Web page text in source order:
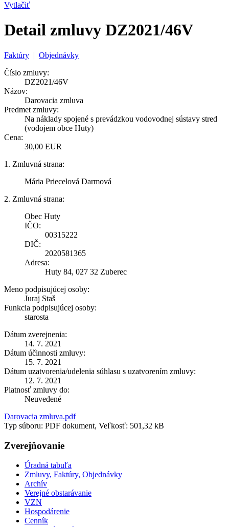
Vytlačiť
Detail zmluvy DZ2021/46V
Faktúry | Objednávky
Číslo zmluvy:
DZ2021/46V
Názov:
Darovacia zmluva
Predmet zmluvy:
Na náklady spojené s prevádzkou vodovodnej sústavy stred
(vodojem obce Huty)
Cena:
30,00 EUR
1. Zmluvná strana:
Mária Priecelová Darmová
2. Zmluvná strana:
Obec Huty
IČO:
00315222
DIČ:
2020581365
Adresa:
Huty 84, 027 32 Zuberec
Meno podpisujúcej osoby:
Juraj Staš
Funkcia podpisujúcej osoby:
starosta
Dátum zverejnenia:
14. 7. 2021
Dátum účinnosti zmluvy:
15. 7. 2021
Dátum uzatvorenia/udelenia súhlasu s uzatvorením zmluvy:
12. 7. 2021
Platnosť zmluvy do:
Neuvedené
Darovacia zmluva.pdf
Typ súboru: PDF dokument, Veľkosť: 501,32 kB
Zverejňovanie
Úradná tabuľa
Zmluvy, Faktúry, Objednávky
Archív
Verejné obstarávanie
VZN
Hospodárenie
Cenník